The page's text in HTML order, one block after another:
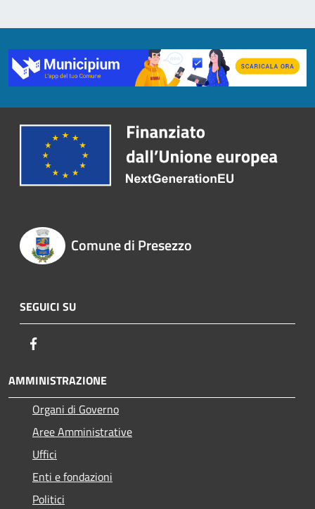
Comune di Presezzo
SEGUICI SU
AMMINISTRAZIONE
Organi di Governo
Aree Amministrative
Uffici
Enti e fondazioni
Politici